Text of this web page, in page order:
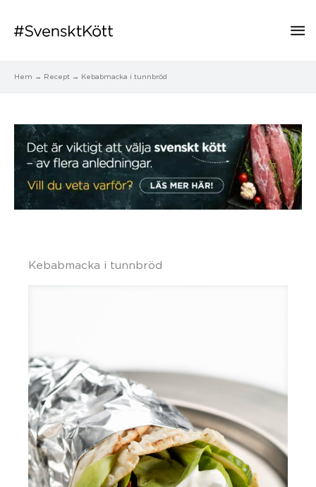
Hem Recept Kebabmacka i tunnbröd
Kebabmacka i tunnbröd